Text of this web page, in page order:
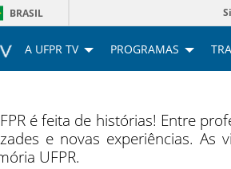
BRASIL
A UFPR TV PROGRAMAS
é feita de histórias! Entre
e novas experiências. As
UFPR.